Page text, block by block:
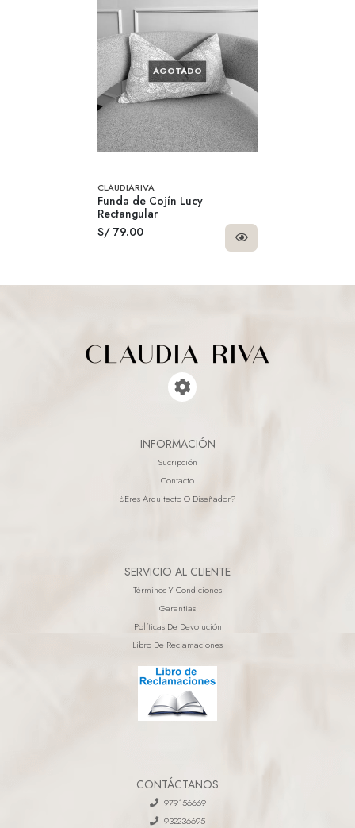
AGOTADO
CLAUDIARIVA
Funda de Cojín Lucy
Rectangular
S/ 79.00
INFORMACIÓN
Sucripción
Contacto
¿eres Arquitecto O Diseñador?
SERVICIO AL CLIENTE
Términos Y Condiciones
Garantias
Políticas De Devolución
Libro De Reclamaciones
CONTÁCTANOS
979156669
932236695